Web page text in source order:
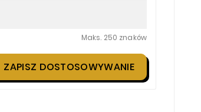
Maks. 250 znaków
ZAPISZ DOSTOSOWYWANIE